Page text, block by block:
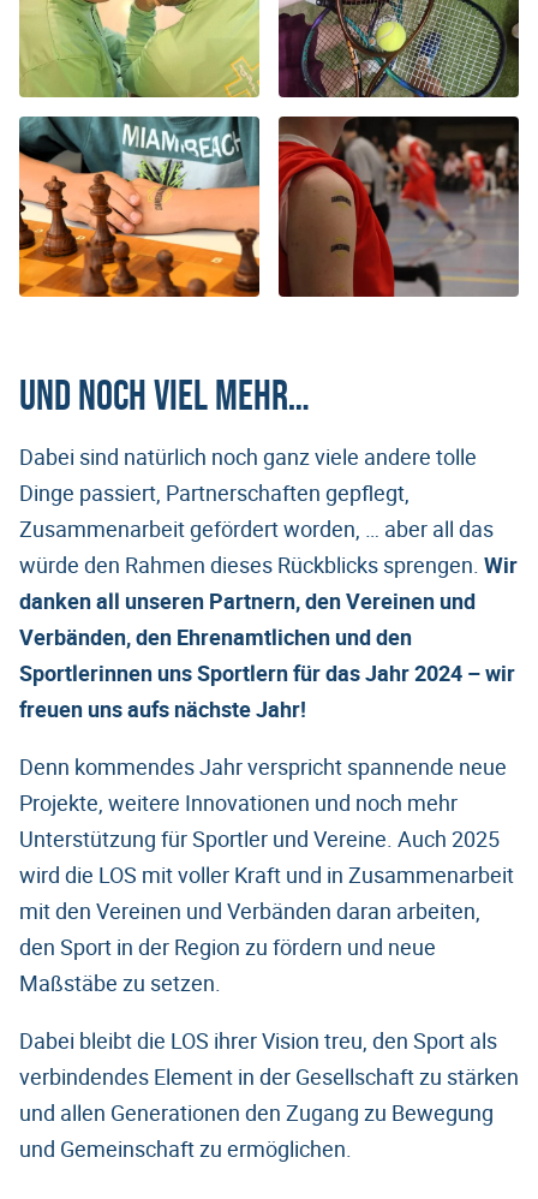
Und noch viel mehr…
Dabei sind natürlich noch ganz viele andere tolle
Dinge passiert, Partnerschaften gepflegt,
Zusammenarbeit gefördert worden, … aber all das
würde den Rahmen dieses Rückblicks sprengen. Wir
danken all unseren Partnern, den Vereinen und
Verbänden, den Ehrenamtlichen und den
Sportlerinnen uns Sportlern für das Jahr 2024 – wir
freuen uns aufs nächste Jahr!
Denn kommendes Jahr verspricht spannende neue
Projekte, weitere Innovationen und noch mehr
Unterstützung für Sportler und Vereine. Auch 2025
wird die LOS mit voller Kraft und in Zusammenarbeit
mit den Vereinen und Verbänden daran arbeiten,
den Sport in der Region zu fördern und neue
Maßstäbe zu setzen.
Dabei bleibt die LOS ihrer Vision treu, den Sport als
verbindendes Element in der Gesellschaft zu stärken
und allen Generationen den Zugang zu Bewegung
und Gemeinschaft zu ermöglichen.